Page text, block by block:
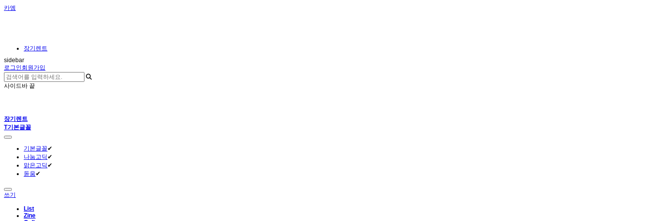
카엠
장기렌트
sidebar
로그인회원가입
사이드바 끝
장기렌트
T기본글꼴
기본글꼴✔
나눔고딕✔
맑은고딕✔
돋움✔
쓰기
List
Zine